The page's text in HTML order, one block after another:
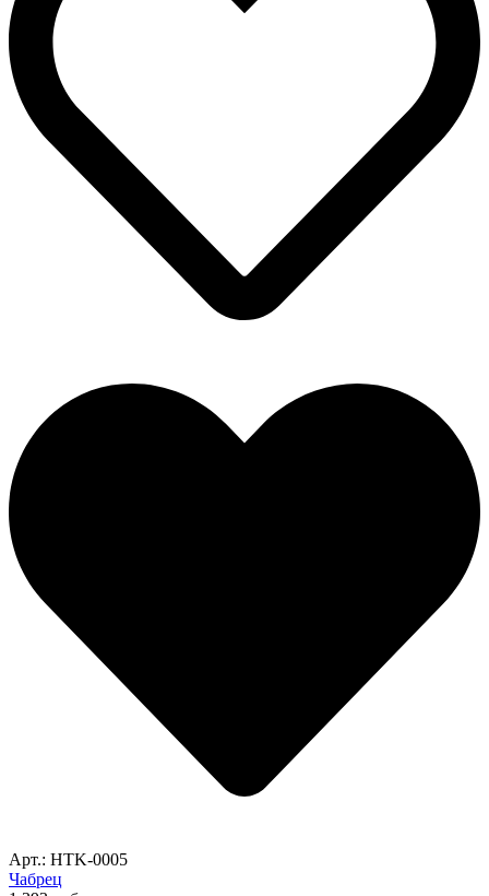
Арт.: HTK-0005
Чабрец